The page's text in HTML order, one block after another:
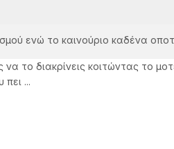
ενώ το καινούριο καδένα
το διακρίνεις κοιτώντας το
...